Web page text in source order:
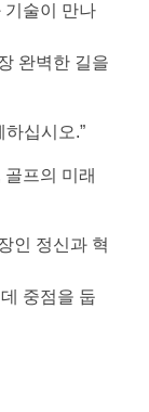
기술이 만나
완벽한 길을
십시오.”
프의 미래
인 정신과 혁
중점을 둡